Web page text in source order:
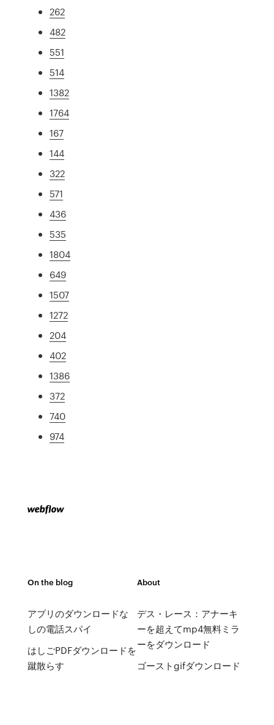
262
482
551
514
1382
1764
167
144
322
571
436
535
1804
649
1507
1272
204
402
1386
372
740
974
On the blog
アプリのダウンロードな
しの電話スパイ
はしごPDFダウンロードを
蹴散らす
About
デス・レース：アナーキ
ーを超えてmp4無料ミラ
ーをダウンロード
ゴーストgifダウンロード